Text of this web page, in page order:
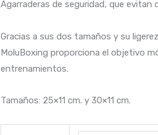
Agarraderas de seguridad, que evitan
Gracias a sus dos tamaños y su
MoluBoxing proporciona el objetivo
entrenamientos.
Tamaños: 25×11 cm. y 30×11 cm.